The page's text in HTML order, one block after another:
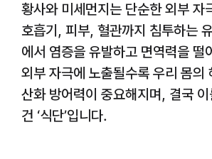
황사와 미세먼지는 단순한 외부 자
호흡기, 피부, 혈관까지 침투하는
에서 염증을 유발하고 면역력을 떨
외부 자극에 노출될수록 우리 몸의
산화 방어력이 중요해지며, 결국
건 ‘식단’입니다.